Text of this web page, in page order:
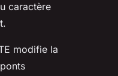
caractère
modifie la